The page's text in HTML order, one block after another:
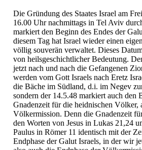
Die Gründung des Staates Israel am
16.00 Uhr nachmittags in Tel Aviv
markiert den Beginn des Endes der
diesem Tag hat Israel wieder einen
völlig souverän verwaltet. Dieses
von heilsgeschichtlicher Bedeutung.
jetzt nach und nach die Gefangenen
werden vom Gott Israels nach Eretz
die Bäche im Südland, d.i. im Negev
sondern der 14.5.48 markiert auch den
Gnadenzeit für die heidnischen Völker,
Völkermission. Denn die Gnadenzeit
den Worten von Jesus in Lukas 21,24
Paulus in Römer 11 identisch mit der
Endphase der Galut Israels, in der wir